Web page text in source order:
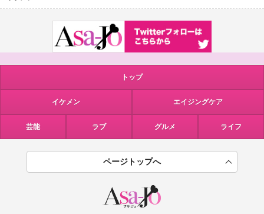
トップ
イケメン エイジングケア
芸能 ラブ グルメ ライフ
ページトップへ